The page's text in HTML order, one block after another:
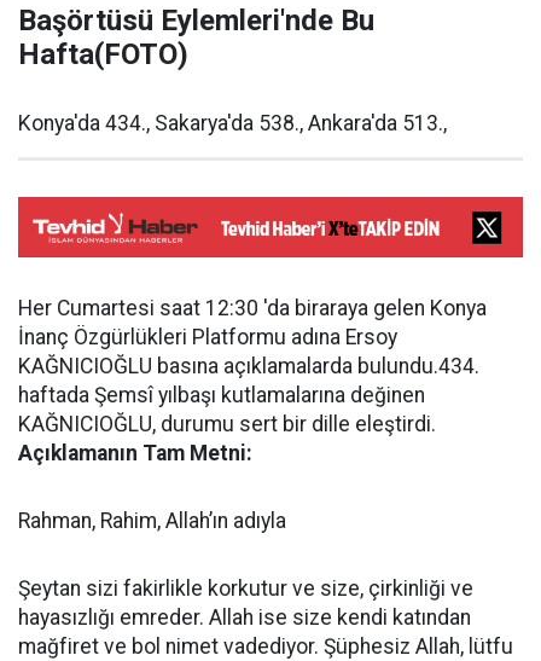
Başörtüsü Eylemleri'nde Bu
Hafta(FOTO)
Konya'da 434., Sakarya'da 538., Ankara'da 513.,
Her Cumartesi saat 12:30 'da biraraya gelen Konya
İnanç Özgürlükleri Platformu adına Ersoy
KAĞNICIOĞLU basına açıklamalarda bulundu.434.
haftada Şemsî yılbaşı kutlamalarına değinen
KAĞNICIOĞLU, durumu sert bir dille eleştirdi.
Açıklamanın Tam Metni:
Rahman, Rahim, Allah’ın adıyla
Şeytan sizi fakirlikle korkutur ve size, çirkinliği ve
hayasızlığı emreder. Allah ise size kendi katından
mağfiret ve bol nimet vadediyor. Şüphesiz Allah, lütfu